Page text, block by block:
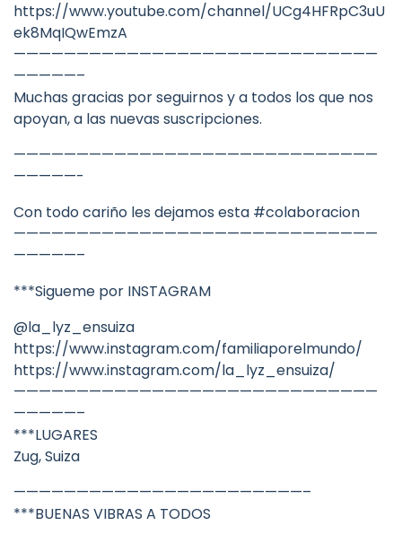
https://www.youtube.com/channel/UCg4HFRpC3uU
ek8MqIQwEmzA
—————————————————————————————
—————–
Muchas gracias por seguirnos y a todos los que nos
apoyan, a las nuevas suscripciones.
—————————————————————————————
—————-
Con todo cariño les dejamos esta #colaboracion
—————————————————————————————
—————–
***Sigueme por INSTAGRAM
@la_lyz_ensuiza
https://www.instagram.com/familiaporelmundo/
https://www.instagram.com/la_lyz_ensuiza/
—————————————————————————————
—————–
***LUGARES
Zug, Suiza
———————————————————————–
***BUENAS VIBRAS A TODOS